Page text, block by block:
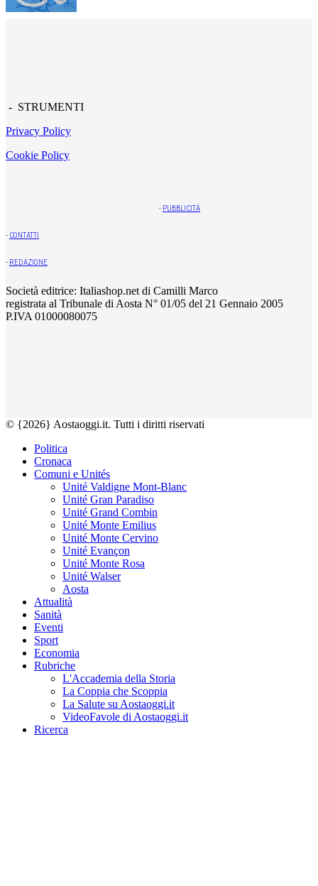
- STRUMENTI
Privacy Policy
Cookie Policy
- PUBBLICITÀ
- CONTATTI
- REDAZIONE
Società editrice: Italiashop.net di Camilli Marco
registrata al Tribunale di Aosta N° 01/05 del 21 Gennaio 2005
P.IVA 01000080075
© {2026} Aostaoggi.it. Tutti i diritti riservati
Politica
Cronaca
Comuni e Unités
Unité Valdigne Mont-Blanc
Unité Gran Paradiso
Unité Grand Combin
Unité Monte Emilius
Unité Monte Cervino
Unité Evançon
Unité Monte Rosa
Unité Walser
Aosta
Attualità
Sanità
Eventi
Sport
Economia
Rubriche
L'Accademia della Storia
La Coppia che Scoppia
La Salute su Aostaoggi.it
VideoFavole di Aostaoggi.it
Ricerca